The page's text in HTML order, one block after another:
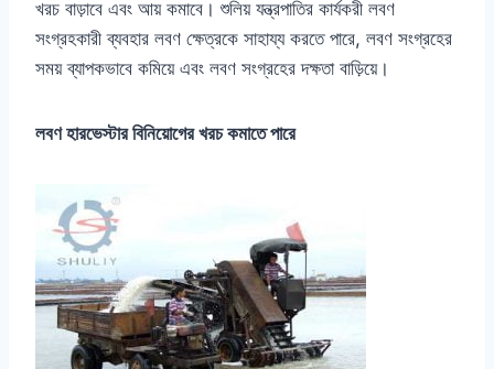
খরচ বাড়াবে এবং আয় কমাবে। শুলিয় যন্ত্রপাতির কার্যকরী লবণ
সংগ্রহকারী ব্যবহার লবণ ক্ষেত্রকে সাহায্য করতে পারে, লবণ সংগ্রহের
সময় ব্যাপকভাবে কমিয়ে এবং লবণ সংগ্রহের দক্ষতা বাড়িয়ে।
লবণ হারভেস্টার বিনিয়োগের খরচ কমাতে পারে